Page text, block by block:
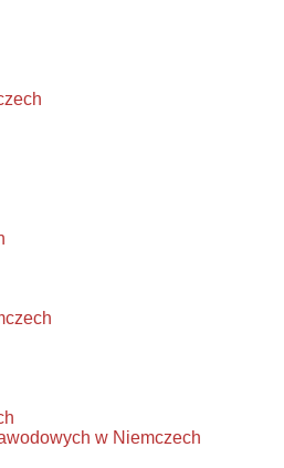
w Niemczech